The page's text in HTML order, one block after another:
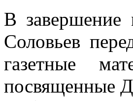
В завершение
Соловьев
газетные
посвященные